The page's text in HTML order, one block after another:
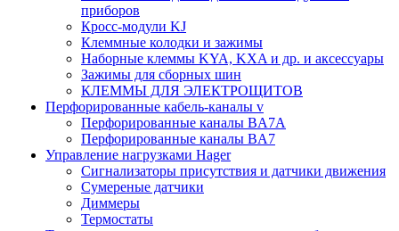
приборов
Кросс-модули KJ
Клеммные колодки и зажимы
Наборные клеммы KYA, KXA и др. и аксессуары
Зажимы для сборных шин
КЛЕММЫ ДЛЯ ЭЛЕКТРОЩИТОВ
Перфорированные кабель-каналы v
Перфорированные каналы BA7A
Перфорированные каналы BA7
Управление нагрузками Hager
Сигнализаторы присутствия и датчики движения
Сумереные датчики
Диммеры
Термостаты